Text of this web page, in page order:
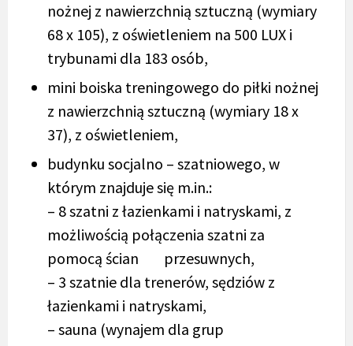
nożnej z nawierzchnią sztuczną (wymiary
68 x 105), z oświetleniem na 500 LUX i
trybunami dla 183 osób,
mini boiska treningowego do piłki nożnej
z nawierzchnią sztuczną (wymiary 18 x
37), z oświetleniem,
budynku socjalno – szatniowego, w
którym znajduje się m.in.:
– 8 szatni z łazienkami i natryskami, z
możliwością połączenia szatni za
pomocą ścian przesuwnych,
– 3 szatnie dla trenerów, sędziów z
łazienkami i natryskami,
– sauna (wynajem dla grup